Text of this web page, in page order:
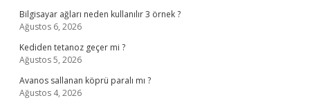
Bilgisayar ağları neden kullanılır 3 örnek ?
Ağustos 6, 2026
Kediden tetanoz geçer mi ?
Ağustos 5, 2026
Avanos sallanan köprü paralı mı ?
Ağustos 4, 2026